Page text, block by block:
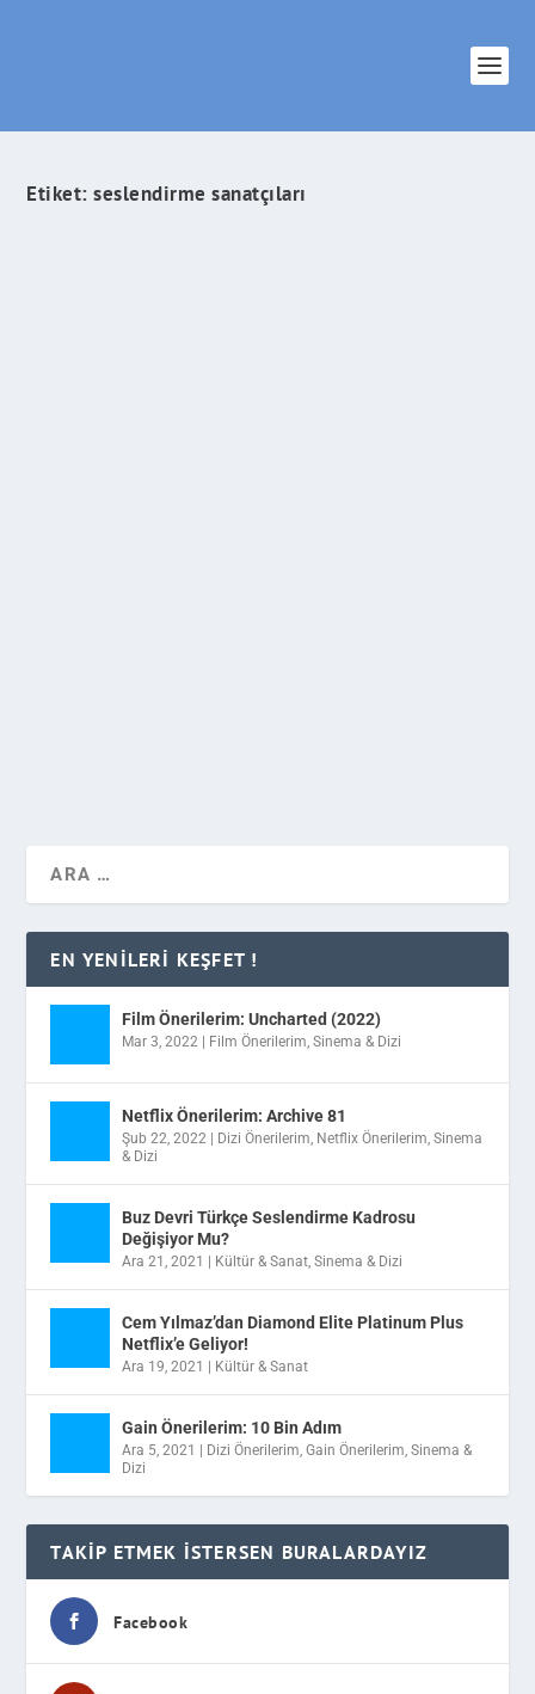
Etiket:seslendirme sanatçıları
EN YENILERI KEŞFET !
Film Önerilerim: Uncharted (2022)
Mar 3, 2022 Film Önerilerim,Sinema & Dizi
Netflix Önerilerim: Archive 81
Şub 22, 2022 Dizi Önerilerim, Netflix Önerilerim,Sinema
& Dizi
Buz Devri Türkçe Seslendirme Kadrosu
Değişiyor Mu?
Ara 21, 2021 Kültür & Sanat,Sinema & Dizi
Cem Yılmaz’dan Diamond Elite Platinum Plus
Netflix’e Geliyor!
Ara 19, 2021 Kültür & Sanat
Gain Önerilerim: 10 Bin Adım
Ara 5, 2021 Dizi Önerilerim,Gain Önerilerim,Sinema &
Dizi
TAKIP ETMEK İSTERSEN BURALARDAYIZ
Facebook